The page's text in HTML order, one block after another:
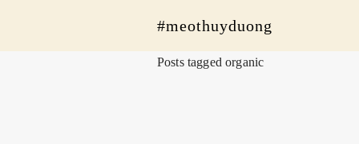
#meothuyduong
Posts tagged organic